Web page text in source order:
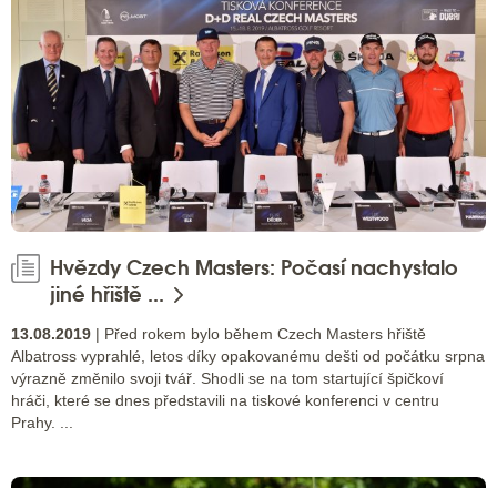
Hvězdy Czech Masters: Počasí nachystalo
jiné hřiště ...
13.08.2019 | Před rokem bylo během Czech Masters hřiště
Albatross vyprahlé, letos díky opakovanému dešti od počátku srpna
výrazně změnilo svoji tvář. Shodli se na tom startující špičkoví
hráči, které se dnes představili na tiskové konferenci v centru
Prahy. ...